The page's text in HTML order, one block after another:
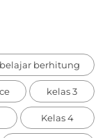
belajar berhitung
kelas 3
Kelas 4